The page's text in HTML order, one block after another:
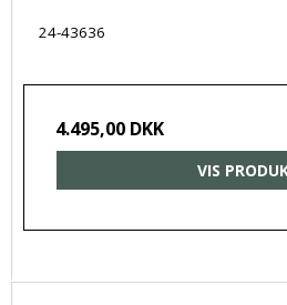
24-43636
4.495,00 DKK
VIS